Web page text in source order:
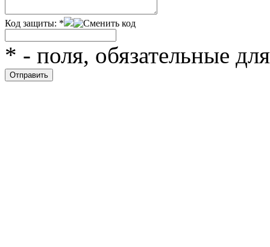
Код защиты: *
* - поля, обязательные